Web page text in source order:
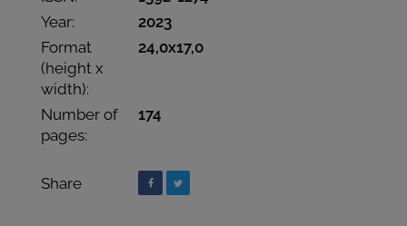
Year:
2023
Format
(height x
width):
24,0x17,0
Number of
pages:
174
Share